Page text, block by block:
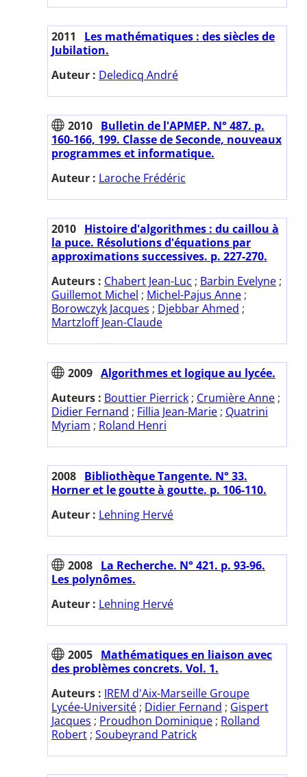
2011
Les mathématiques : des siècles de
Jubilation.
Auteur : Deledicq André
2010 Bulletin de l'APMEP. N° 487. p.
160-166, 199. Classe de Seconde, nouveaux
programmes et informatique.
Auteur : Laroche Frédéric
2010 Histoire d'algorithmes : du caillou à
la puce. Résolutions d'équations par
approximations successives. p. 227-270.
Auteurs : Chabert Jean-Luc ; Barbin Evelyne ;
Guillemot Michel ; Michel-Pajus Anne ;
Borowczyk Jacques ; Djebbar Ahmed ;
Martzloff Jean-Claude
2009 Algorithmes et logique au lycée.
Auteurs : Bouttier Pierrick ; Crumière Anne ;
Didier Fernand ; Fillia Jean-Marie ; Quatrini
Myriam ; Roland Henri
2008 Bibliothèque Tangente. N° 33.
Horner et le goutte à goutte. p. 106-110.
Auteur : Lehning Hervé
2008 La Recherche. N° 421. p. 93-96.
Les polynômes.
Auteur : Lehning Hervé
2005 Mathématiques en liaison avec
des problèmes concrets. Vol. 1.
Auteurs : IREM d'Aix-Marseille Groupe
Lycée-Université ; Didier Fernand ; Gispert
Jacques ; Proudhon Dominique ; Rolland
Robert ; Soubeyrand Patrick